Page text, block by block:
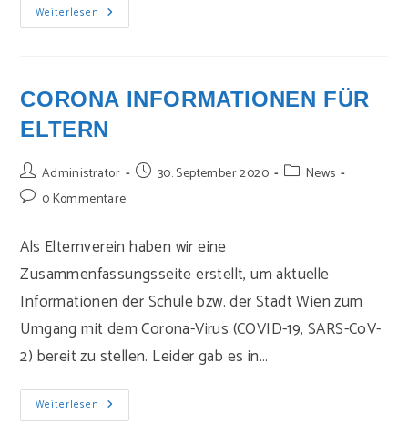
Weiterlesen Beratungsangebot
Für
CORONA INFORMATIONEN FÜR
ELTERN
Beitrags-
Autor:
Administrator
Beitrag30. September 2020
Beitrags-
News
Beitrags-
0 Kommentare
Als Elternverein haben wir eine
Zusammenfassungsseite erstellt, um aktuelle
Informationen der Schule bzw. der Stadt Wien zum
Umgang mit dem Corona-Virus (COVID-19, SARS-CoV-
2) bereit zu stellen. Leider gab es in…
Weiterlesen Corona
Informationen